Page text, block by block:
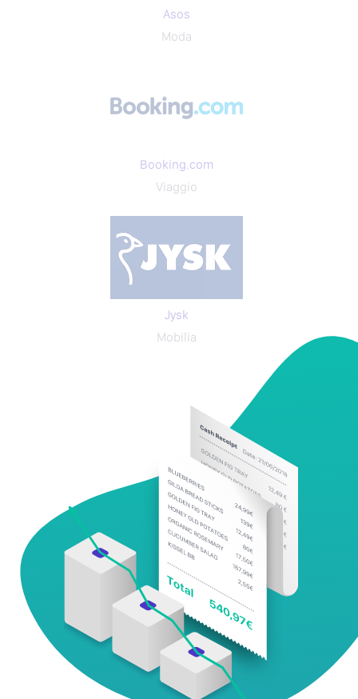
Asos
Moda
Booking.com
Viaggio
Jysk
Mobilia